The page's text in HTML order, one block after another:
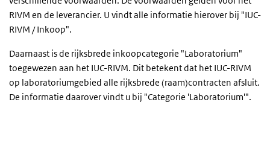
RIVM en de leverancier. U vindt alle informatie hierover bij "IUC-
RIVM / Inkoop".
Daarnaast is de rijksbrede inkoopcategorie "Laboratorium"
toegewezen aan het IUC-RIVM. Dit betekent dat het IUC-RIVM
op laboratoriumgebied alle rijksbrede (raam)contracten afsluit.
De informatie daarover vindt u bij "Categorie 'Laboratorium'".